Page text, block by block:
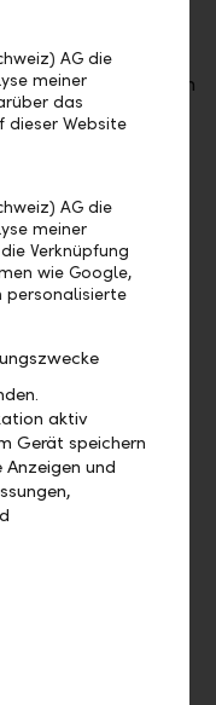
Alltag. Zusätzlich
Abfrage vom
damit Sie
haben. Für
möglich, auf
Privat- und
Bankkunden
jederzeit
beziehen
den Konten
kontaktieren
285 71 20 (24
mehr möglich
AG die
meiner
das
dieser Website
AG die
meiner
Verknüpfung
wie Google,
personalisierte
aktiv
Gerät speichern
und